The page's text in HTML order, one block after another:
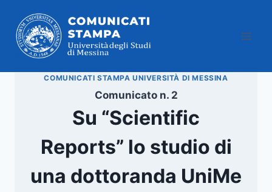
contenuto
COMUNICATI STAMPA UNIVERSITÀ DI MESSINA
Comunicato n. 2
Su “Scientific
Reports” lo studio di
una dottoranda UniMe